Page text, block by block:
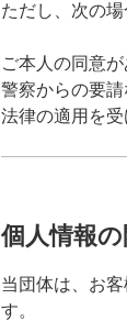
ただし、次の場
ご本人の同意
警察からの要
法律の適用を
個人情報
当団体は、お
す。